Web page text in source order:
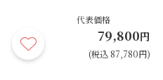
代表価格
79,800円
(税込 87,780円)